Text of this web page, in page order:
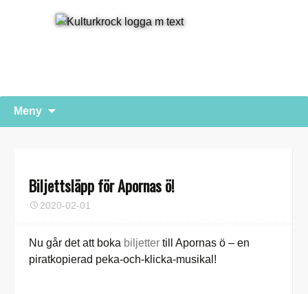
Meny
Biljettsläpp för Apornas ö!
2020-02-01
Nu går det att boka biljettertill Apornas ö – en
piratkopierad peka-och-klicka-musikal!